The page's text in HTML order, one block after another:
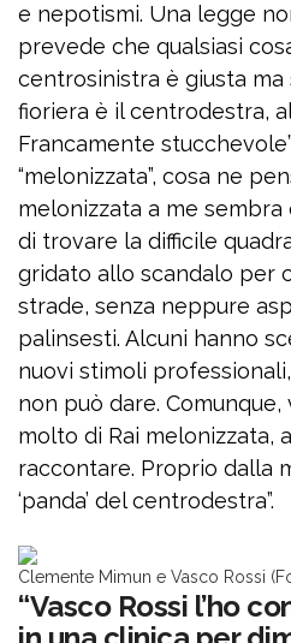
e nepotismi. Una legge
prevede che qualsiasi
centrosinistra è giusta ma
fioriera è il centrodestra,
Francamente
“melonizzata”, cosa ne
melonizzata a me
di trovare la difficile
gridato allo scandalo per
strade, senza neppure
palinsesti. Alcuni hanno
nuovi stimoli
non può dare.
molto di Rai melonizzata,
raccontare. Proprio dalla
‘panda’ del centrodestra”.
Clemente Mimun e Vasco Rossi
“Vasco Rossi l’ho